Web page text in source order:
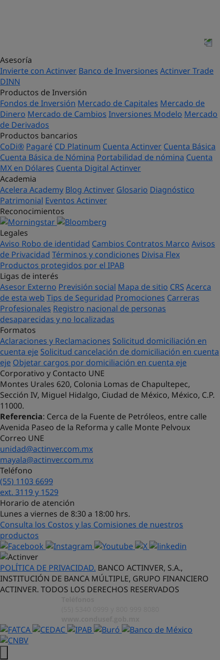
Asesoría
Invierte con Actinver Banco de Inversiones Actinver Trade
DINN
Productos de Inversión
Fondos de Inversión Mercado de Capitales Mercado de
Dinero Mercado de Cambios Inversiones Modelo Mercado
de Derivados
Productos bancarios
CoDi® Pagaré CD Platinum Cuenta Actinver Cuenta Básica
Cuenta Básica de Nómina Portabilidad de nómina Cuenta
MX en Dólares Cuenta Digital Actinver
Academia
Acelera Academy Blog Actinver Glosario Diagnóstico
Patrimonial Eventos Actinver
Reconocimientos
Legales
Aviso Robo de identidad Cambios Contratos Marco Avisos
de Privacidad Términos y condiciones Divisa Flex
Productos protegidos por el IPAB
Ligas de interés
Asesor Externo Previsión social Mapa de sitio CRS Acerca
de esta web Tips de Seguridad Promociones Carreras
Profesionales Registro nacional de personas
desaparecidas y no localizadas
Formatos
Aclaraciones y Reclamaciones Solicitud domiciliación en
cuenta eje Solicitud cancelación de domiciliación en cuenta
eje Objetar cargos por domiciliación en cuenta eje
Corporativo y Contacto UNE
Montes Urales 620, Colonia Lomas de Chapultepec,
Sección IV, Miguel Hidalgo, Ciudad de México, México, C.P.
11000.
Referencia: Cerca de la Fuente de Petróleos, entre calle
Avenida Paseo de la Reforma y calle Monte Pelvoux
Correo UNE
unidad@actinver.com.mx
mayala@actinver.com.mx
Teléfono
(55) 1103 6699
ext. 3119 y 1529
Horario de atención
Lunes a viernes de 8:30 a 18:00 hrs.
Consulta los Costos y las Comisiones de nuestros
productos
POLÍTICA DE PRIVACIDAD. BANCO ACTINVER, S.A.,
INSTITUCIÓN DE BANCA MÚLTIPLE, GRUPO FINANCIERO
ACTINVER. TODOS LOS DERECHOS RESERVADOS
¡Hola! Soy Lucy, tu asistente virtual.
¿Con qué puedo ayudarte?